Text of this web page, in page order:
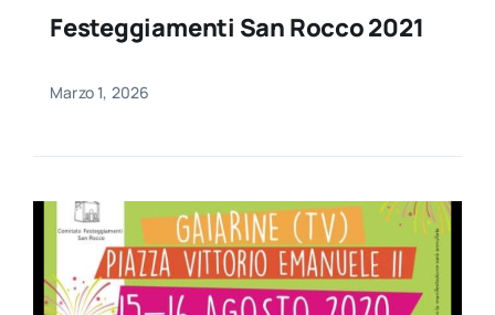
Festeggiamenti San Rocco 2021
Marzo 1, 2026